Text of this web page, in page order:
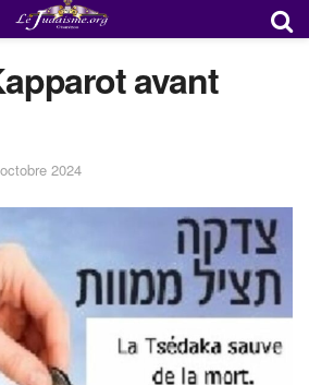
avant
2024